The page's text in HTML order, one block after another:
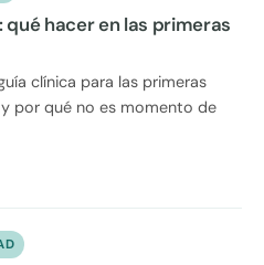
hacer en las primeras
clínica para las primeras
por qué no es momento de